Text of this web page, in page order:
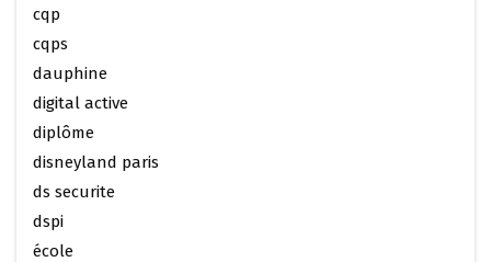
cqp
cqps
dauphine
digital active
diplôme
disneyland paris
ds securite
dspi
école